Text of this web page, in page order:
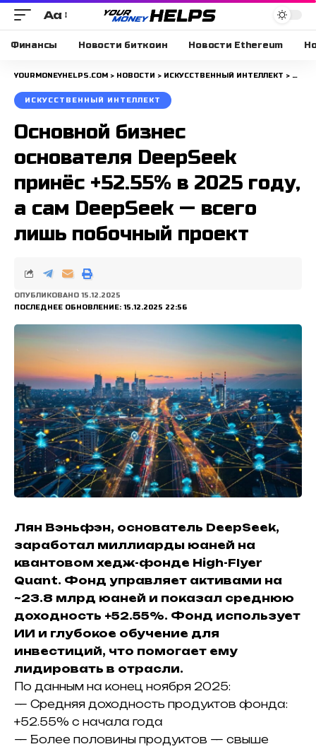
Размера
шрифта
Aa
Финансы Новости биткоин Новости Ethereum
YOURMONEYHELPS.COM > НОВОСТИ > ИСКУССТВЕННЫЙ ИНТЕЛЛЕКТ >
ИСКУССТВЕННЫЙ ИНТЕЛЛЕКТ
Основной бизнес
основателя DeepSeek
принёс +52.55% в 2025 году,
а сам DeepSeek — всего
лишь побочный проект
ПОСЛЕДНЕЕ ОБНОВЛЕНИЕ: 15.12.2025 22:56
ОПУБЛИКОВАНО 15.12.2025
Лян Вэньфэн, основатель DeepSeek,
заработал миллиарды юаней на
квантовом хедж-фонде High-Flyer
Quant. Фонд управляет активами на
~23.8 млрд юаней и показал среднюю
доходность +52.55%. Фонд использует
ИИ и глубокое обучение для
инвестиций, что помогает ему
лидировать в отрасли.
По данным на конец ноября 2025:
— Средняя доходность продуктов фонда:
+52.55% с начала года
— Более половины продуктов — свыше